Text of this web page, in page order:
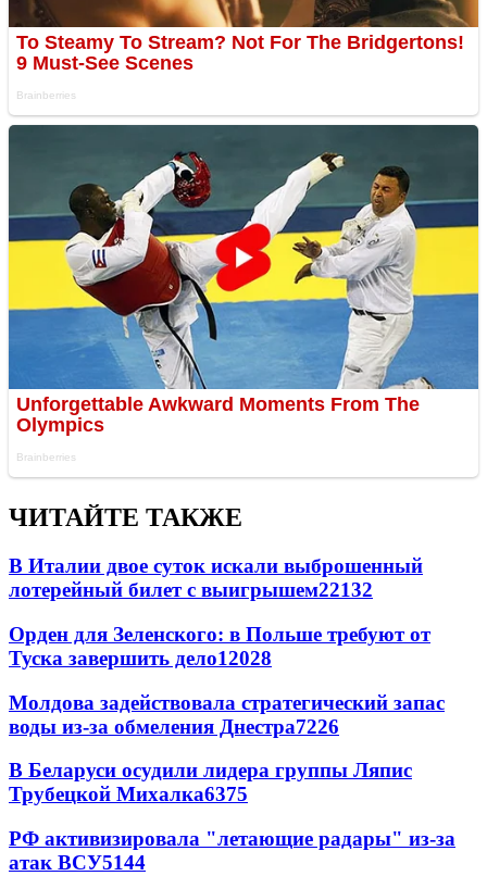
ЧИТАЙТЕ ТАКЖЕ
В Италии двое суток искали выброшенный
лотерейный билет с выигрышем22132
Орден для Зеленского: в Польше требуют от
Туска завершить дело12028
Молдова задействовала стратегический запас
воды из-за обмеления Днестра7226
В Беларуси осудили лидера группы Ляпис
Трубецкой Михалка6375
РФ активизировала "летающие радары" из-за
атак ВСУ5144